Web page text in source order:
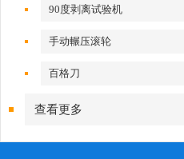
90度剥离试验机
手动輾压滚轮
百格刀
查看更多